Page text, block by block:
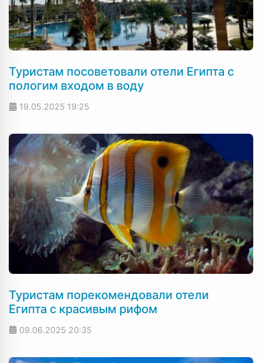
Туристам посоветовали отели Египта с
пологим входом в воду
19.05.2025 19:25
Туристам порекомендовали отели
Египта с красивым рифом
09.06.2025 20:35